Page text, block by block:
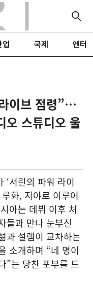
업 국제 엔터
이브 점령”…
스튜디오 울
‘서린의 파워 라이
화, 지야로 이루어
아는 데뷔 이후 처
들과 만나 눈부신
과 설렘이 교차하는
소개하며 “네 명이
”는 당찬 포부를 드